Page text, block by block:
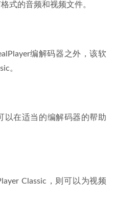
式的音频和视频文件。
编解码器之外，该软
。
以在适当的编解码器的帮助
Classic，则可以为视频